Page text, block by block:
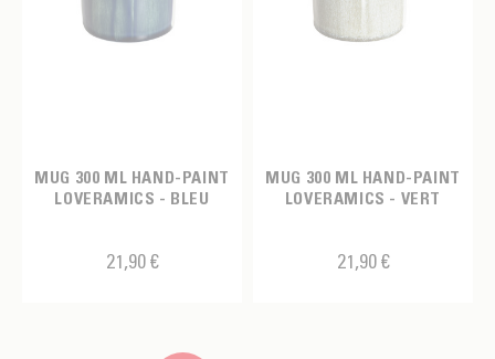
MUG 300 ML HAND-PAINT
LOVERAMICS - BLEU
21,90 €
MUG 300 ML HAND-PAINT
LOVERAMICS - VERT
21,90 €